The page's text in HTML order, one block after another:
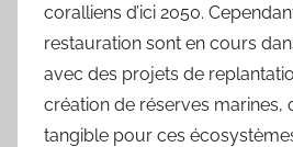
coralliens d’ici 2050.
restauration sont en cours
avec des projets de
création de réserves marines,
tangible pour ces